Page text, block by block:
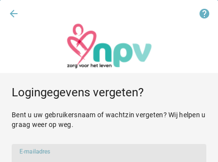
Logingegevens vergeten?
Bent u uw gebruikersnaam of wachtzin vergeten? Wij helpen u
graag weer op weg.
E-mailadres